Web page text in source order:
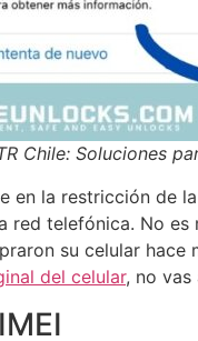
Chile: Soluciones
en la restricción de
red telefónica. No
su celular
del celular, no vas